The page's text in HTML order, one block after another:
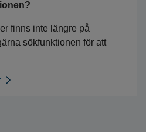
finns inte längre på
sökfunktionen för att